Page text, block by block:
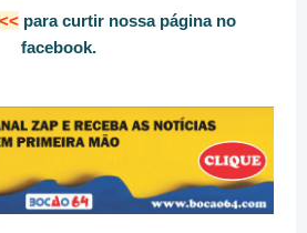
para curtir nossa página no
facebook.